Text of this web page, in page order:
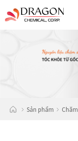
Sản phẩm